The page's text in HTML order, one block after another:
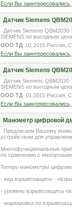
Если Вы
Датчик Siemens
Датчик Siemens
SIEMENS по выгодным
ООО ТД .01.2015 Россия,
Если Вы
Датчик Siemens
Датчик Siemens
SIEMENS по выгодным
ООО ТД .01.2015 Россия,
Если Вы
Манометр цифровой
Предлагаем Вашему
устройством для
Многофункциональные
по сравнению с
Теперь манометры
- вид взрывозащиты -
- уровень взрывозащиты
- маркировка по